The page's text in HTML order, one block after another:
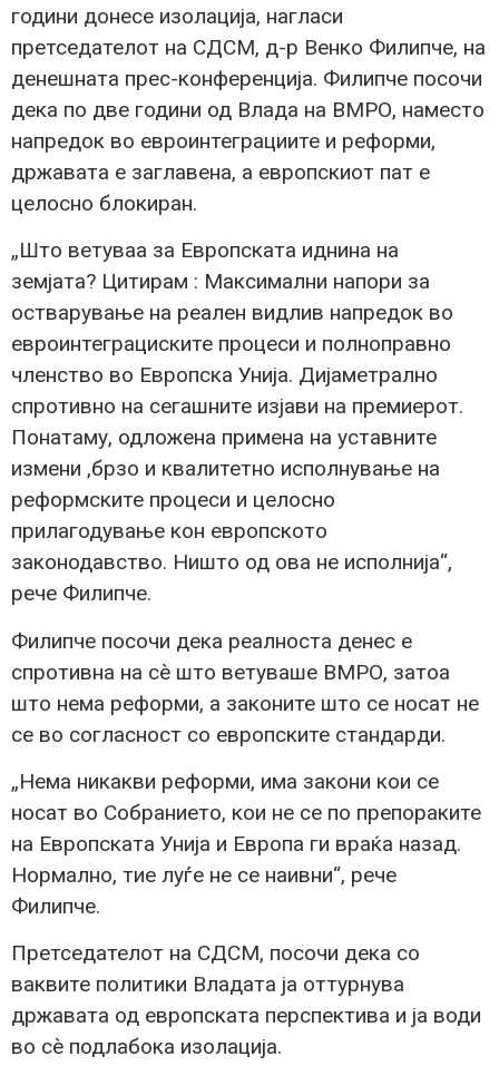
години донесе изолација, нагласи
претседателот на СДСМ, д-р Венко Филипче, на
денешната прес-конференција. Филипче посочи
дека по две години од Влада на ВМРО, наместо
напредок во евроинтеграциите и реформи,
државата е заглавена, а европскиот пат е
целосно блокиран.
„Што ветуваа за Европската иднина на
земјата? Цитирам : Максимални напори за
остварување на реален видлив напредок во
евроинтеграциските процеси и полноправно
членство во Европска Унија. Дијаметрално
спротивно на сегашните изјави на премиерот.
Понатаму, одложена примена на уставните
измени ,брзо и квалитетно исполнување на
реформските процеси и целосно
прилагодување кон европското
законодавство. Ништо од ова не исполнија“,
рече Филипче.
Филипче посочи дека реалноста денес е
спротивна на сè што ветуваше ВМРО, затоа
што нема реформи, а законите што се носат не
се во согласност со европските стандарди.
„Нема никакви реформи, има закони кои се
носат во Собранието, кои не се по препораките
на Европската Унија и Европа ги враќа назад.
Нормално, тие луѓе не се наивни“, рече
Филипче.
Претседателот на СДСМ, посочи дека со
ваквите политики Владата ја оттурнува
државата од европската перспектива и ја води
во сè подлабока изолација.